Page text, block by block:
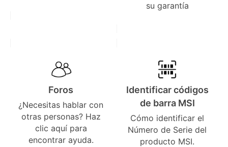
su garantía
Foros
¿Necesitas hablar con
otras personas? Haz
clic aquí para
encontrar ayuda.
Identificar códigos
de barra MSI
Cómo identificar el
Número de Serie del
producto MSI.